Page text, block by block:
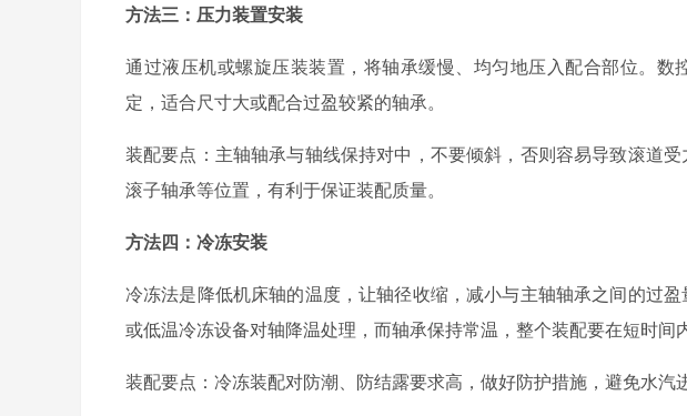
方法三：压力装置安装
通过液压机或螺旋压装装置，将轴承缓慢、均匀地压入配合部位。
定，适合尺寸大或配合过盈较紧的轴承。
装配要点：主轴轴承与轴线保持对中，不要倾斜，否则容易导致滚道
滚子轴承等位置，有利于保证装配质量。
方法四：冷冻安装
冷冻法是降低机床轴的温度，让轴径收缩，减小与主轴轴承之间的过
或低温冷冻设备对轴降温处理，而轴承保持常温，整个装配要在短时间
装配要点：冷冻装配对防潮、防结露要求高，做好防护措施，避免水汽